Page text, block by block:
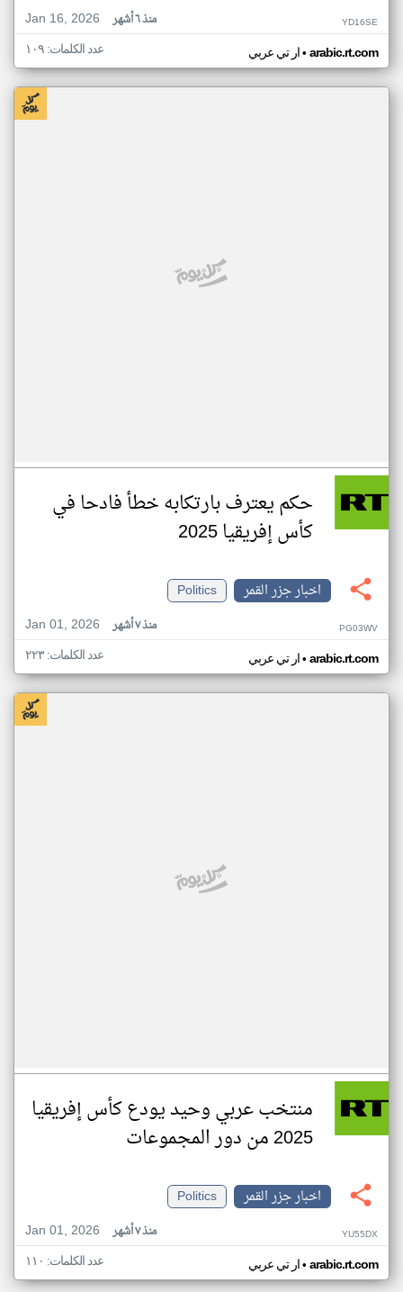
Jan 16, 2026
منذ ٦ أشهر YD16SE
ار تي عربي• arabic.rt.com عدد الكلمات: ١٠٩
حكم يعترف بارتكابه خطأ فادحا في
كأس إفريقيا 2025
اخبار جزر القمر
Politics
Jan 01, 2026
منذ ٧ أشهر PG03WV
ار تي عربي• arabic.rt.com عدد الكلمات: ٢٢٣
منتخب عربي وحيد يودع كأس إفريقيا
2025 من دور المجموعات
اخبار جزر القمر
Politics
Jan 01, 2026
منذ ٧ أشهر YU55DX
ار تي عربي• arabic.rt.com عدد الكلمات: ١١٠